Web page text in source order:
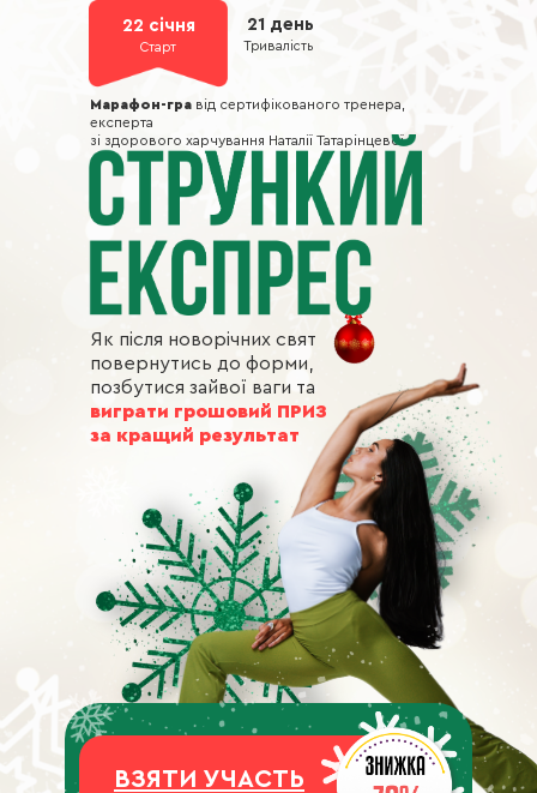
Як після новорічних свят
повернутись до форми,
позбутися зайвої ваги та
виграти грошовий ПРИЗ
за кращий результат
Марафон-гра від сертифікованого тренера,
експерта
зі здорового харчування Наталії Татарінцевої
22 січня
Старт
21 день
Тривалість
ВЗЯТИ УЧАСТЬ